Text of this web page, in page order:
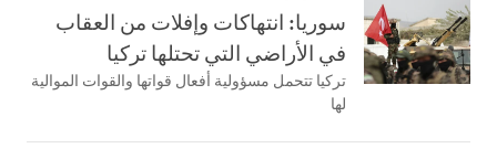
سوريا: انتهاكات وإفلات من العقاب
في الأراضي التي تحتلها تركيا
تركيا تتحمل مسؤولية أفعال قواتها والقوات الموالية
لها